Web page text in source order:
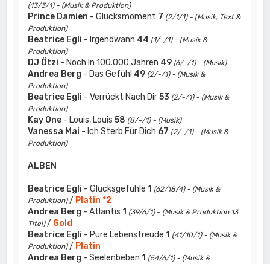
(13/3/1) - (Musik & Produktion)
Prince Damien - Glücksmoment 7 (2/1/1) - (Musik, Text &
Produktion)
Beatrice Egli - Irgendwann 44 (1/-/1) - (Musik &
Produktion)
DJ Ötzi - Noch In 100.000 Jahren 49 (6/-/1) - (Musik)
Andrea Berg - Das Gefühl 49 (2/-/1) - (Musik &
Produktion)
Beatrice Egli - Verrückt Nach Dir53 (2/-/1) - (Musik &
Produktion)
Kay One - Louis, Louis58 (8/-/1) - (Musik)
Vanessa Mai - Ich Sterb Für Dich 67 (2/-/1) - (Musik &
Produktion)
ALBEN
Beatrice Egli - Glücksgefühle 1 (62/18/4) - (Musik &
Produktion)/ Platin *2
Andrea Berg - Atlantis 1 (39/6/1)- (Musik & Produktion 13
Titel)/ Gold
Beatrice Egli - Pure Lebensfreude 1 (41/10/1) - (Musik &
Produktion)/ Platin
Andrea Berg - Seelenbeben 1 (54/6/1) - (Musik &